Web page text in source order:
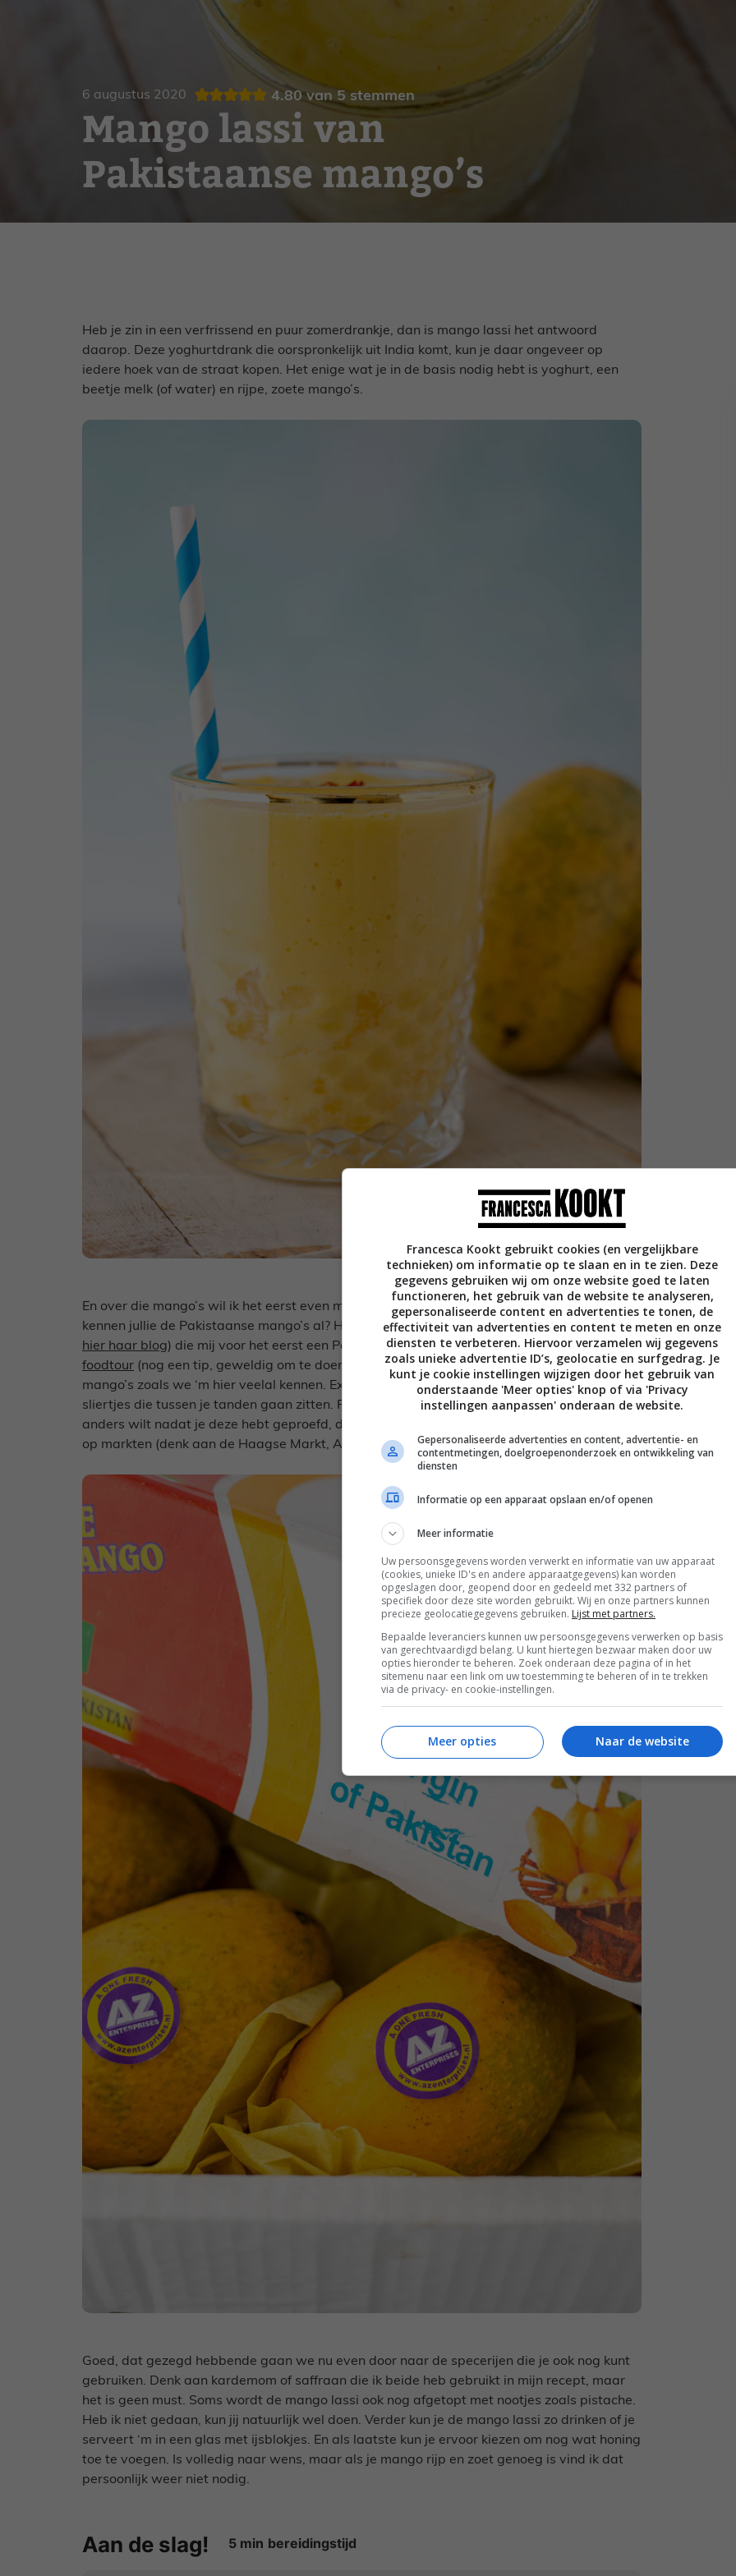
6 augustus 2020 4.80van 5stemmen
Mango lassi van
Pakistaanse mango’s
Heb je zin in een verfrissend en puur zomerdrankje, dan is mango lassi het antwoord
daarop. Deze yoghurtdrank die oorspronkelijk uit India komt, kun je daar ongeveer op
iedere hoek van de straat kopen. Het enige wat je in de basis nodig hebt is yoghurt, een
beetje melk (of water) en rijpe, zoete mango’s.
En over die mango’s wil ik het eerst even met jullie hebben voordat we gaan blenden. Want
kennen jullie de Pakistaanse mango’s al? Het was Jonneke van Mooncake (volgtip:check
hier haar blog) die mij voor het eerst een Pakistaanse mango liet proeventijdens haar
foodtour (nog een tip, geweldig om te doen). Ik was gelijk om, wat een verschil met de
mango’s zoals we ‘m hier veelal kennen. Extreem zoet, diepe smaak én geen vervelende
sliertjes die tussen je tanden gaan zitten. Probleem is alleen een beetje dat je nooit meer
anders wilt nadat je deze hebt geproefd, dus inmiddels bestel ik ze bij mijn toko of koop ze
op markten (denk aan de Haagse Markt, Afrikaandermarkt, multiculturele markten dus).
Goed, dat gezegd hebbende gaan we nu even door naar de specerijen die je ook nog kunt
gebruiken. Denk aan kardemom of saffraan die ik beide heb gebruikt in mijn recept, maar
het is geen must. Soms wordt de mango lassi ook nog afgetopt met nootjes zoals pistache.
Heb ik niet gedaan, kun jij natuurlijk wel doen. Verder kun je de mango lassi zo drinken of je
serveert ‘m in een glas met ijsblokjes. En als laatste kun je ervoor kiezen om nog wat honing
toe te voegen. Is volledig naar wens, maar als je mango rijp en zoet genoeg is vind ik dat
persoonlijk weer niet nodig.
Aan de slag! 5minuten
min
Francesca Kookt gebruikt cookies (en vergelijkbare
technieken) om informatie op te slaan en in te zien. Deze
gegevens gebruiken wij om onze website goed te laten
functioneren, het gebruik van de website te analyseren,
gepersonaliseerde content en advertenties te tonen, de
effectiviteit van advertenties en content te meten en onze
diensten te verbeteren. Hiervoor verzamelen wij gegevens
zoals unieke advertentie ID’s, geolocatie en surfgedrag. Je
kunt je cookie instellingen wijzigen door het gebruik van
onderstaande 'Meer opties' knop of via 'Privacy
instellingen aanpassen' onderaan de website.
Gepersonaliseerde advertenties en content, advertentie- en
contentmetingen, doelgroepenonderzoek en ontwikkeling van
diensten
Informatie op een apparaat opslaan en/of openen
Meer informatie
Uw persoonsgegevens worden verwerkt en informatie van uw apparaat
(cookies, unieke ID's en andere apparaatgegevens) kan worden
opgeslagen door, geopend door en gedeeld met 332 partners of
specifiek door deze site worden gebruikt. Wij en onze partners kunnen
precieze geolocatiegegevens gebruiken. Lijst met partners.
Bepaalde leveranciers kunnen uw persoonsgegevens verwerken op basis
van gerechtvaardigd belang. U kunt hiertegen bezwaar maken door uw
opties hieronder te beheren. Zoek onderaan deze pagina of in het
sitemenu naar een link om uw toestemming te beheren of in te trekken
via de privacy- en cookie-instellingen.
Naar de website
Meer opties